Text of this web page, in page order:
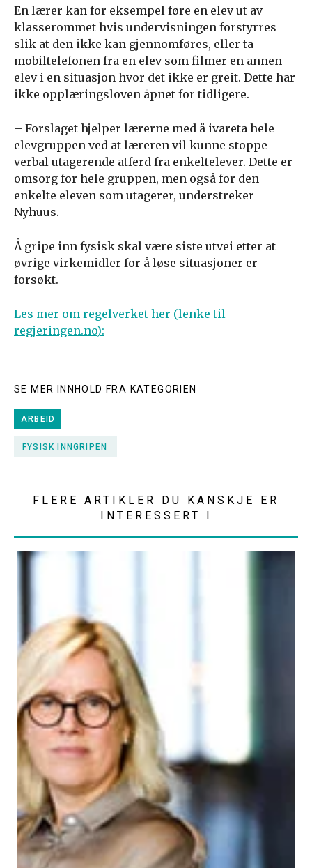
En lærer kan for eksempel føre en elev ut av
klasserommet hvis undervisningen forstyrres
slik at den ikke kan gjennomføres, eller ta
mobiltelefonen fra en elev som filmer en annen
elev i en situasjon hvor det ikke er greit. Dette har
ikke opplæringsloven åpnet for tidligere.
– Forslaget hjelper lærerne med å ivareta hele
elevgruppen ved at læreren vil kunne stoppe
verbal utagerende atferd fra enkeltelever. Dette er
omsorg for hele gruppen, men også for den
enkelte eleven som utagerer, understreker
Nyhuus.
Å gripe inn fysisk skal være siste utvei etter at
øvrige virkemidler for å løse situasjoner er
forsøkt.
Les mer om regelverket her (lenke til
regjeringen.no):
SE MER INNHOLD FRA KATEGORIEN
ARBEID
FYSISK INNGRIPEN
FLERE ARTIKLER DU KANSKJE ER
INTERESSERT I